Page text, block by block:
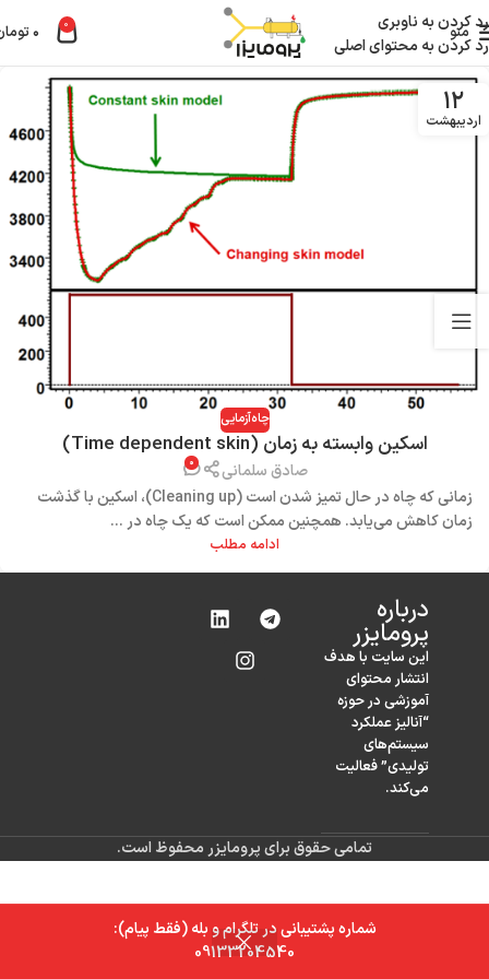
شماره پشتیبانی در تلگرام و بله (فقط پیام):
09133204540
رد کردن به ناوبری
رد کردن به محتوای اصلی
منو 0 ۰
۱۲
اردیبهشت
چاه‌آزمایی
اسکین وابسته به زمان (Time dependent skin)
صادق سلمانی ۰
زمانی که چاه در حال تمیز شدن است (Cleaning up)، اسکین با گذشت
زمان کاهش می‌یابد. همچنین ممکن است که یک چاه در ...
ادامه مطلب
درباره‌
پرومایزر
این سایت با هدف
انتشار محتوای
آموزشی در حوزه
“آنالیز عملکرد
سیستم‌های
تولیدی” فعالیت
می‌کند.
تمامی حقوق برای پرومایزر محفوظ است.